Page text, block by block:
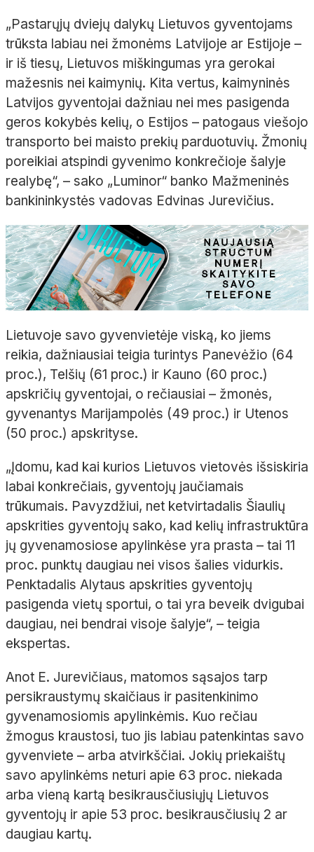
„Pastarųjų dviejų dalykų Lietuvos gyventojams
trūksta labiau nei žmonėms Latvijoje ar Estijoje –
ir iš tiesų, Lietuvos miškingumas yra gerokai
mažesnis nei kaimynių. Kita vertus, kaimyninės
Latvijos gyventojai dažniau nei mes pasigenda
geros kokybės kelių, o Estijos – patogaus viešojo
transporto bei maisto prekių parduotuvių. Žmonių
poreikiai atspindi gyvenimo konkrečioje šalyje
realybę“, – sako „Luminor“ banko Mažmeninės
bankininkystės vadovas Edvinas Jurevičius.
Lietuvoje savo gyvenvietėje viską, ko jiems
reikia, dažniausiai teigia turintys Panevėžio (64
proc.), Telšių (61 proc.) ir Kauno (60 proc.)
apskričių gyventojai, o rečiausiai – žmonės,
gyvenantys Marijampolės (49 proc.) ir Utenos
(50 proc.) apskrityse.
„Įdomu, kad kai kurios Lietuvos vietovės išsiskiria
labai konkrečiais, gyventojų jaučiamais
trūkumais. Pavyzdžiui, net ketvirtadalis Šiaulių
apskrities gyventojų sako, kad kelių infrastruktūra
jų gyvenamosiose apylinkėse yra prasta – tai 11
proc. punktų daugiau nei visos šalies vidurkis.
Penktadalis Alytaus apskrities gyventojų
pasigenda vietų sportui, o tai yra beveik dvigubai
daugiau, nei bendrai visoje šalyje“, – teigia
ekspertas.
Anot E. Jurevičiaus, matomos sąsajos tarp
persikraustymų skaičiaus ir pasitenkinimo
gyvenamosiomis apylinkėmis. Kuo rečiau
žmogus kraustosi, tuo jis labiau patenkintas savo
gyvenviete – arba atvirkščiai. Jokių priekaištų
savo apylinkėms neturi apie 63 proc. niekada
arba vieną kartą besikrausčiusiųjų Lietuvos
gyventojų ir apie 53 proc. besikrausčiusių 2 ar
daugiau kartų.